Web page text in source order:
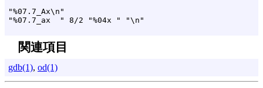
"%07.7_Ax\n"
関連項目
gdb(1), od(1)